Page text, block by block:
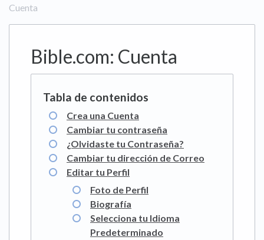
Cuenta
Bible.com: Cuenta
Crea una Cuenta
Cambiar tu contraseña
¿Olvidaste tu Contraseña?
Cambiar tu dirección de Correo
Editar tu Perfil
Foto de Perfil
Biografía
Selecciona tu Idioma
Predeterminado